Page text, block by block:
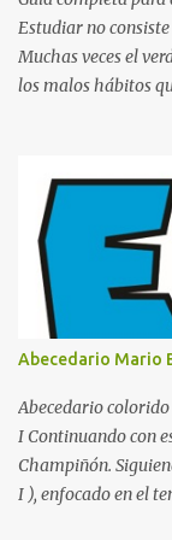
libros pero
Estudiar no
Muchas veces el
los malos hábitos
cuáles son los
rendimiento y qué
de primaria,
te ayudarán a
¿Por qué es
personas creen
buenos resultados.
más importante
detectas y corrige...
Abecedario Mario
Abecedario
I Continuando con
Champiñón.
I ), enfocado en el